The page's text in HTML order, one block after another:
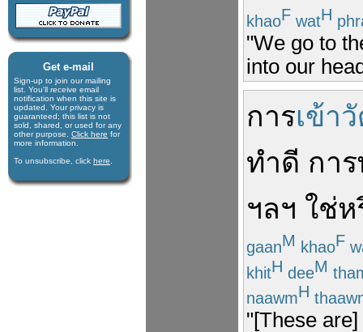
Get e-mail
Sign-up to join our mail­ing
list. You'll receive e­mail
notification when this site is
updated. Your privacy is
guaran­teed; this list is not
sold, shared, or used for any
other purpose. Click here for
more infor­mation.
To unsubscribe, click here
khaoF watH
"We go to
into our
การเข้า
ทำดี การ
ฯลฯ ใช่ห
gaanM khaoF
khitH deeM
naawmH
"[These